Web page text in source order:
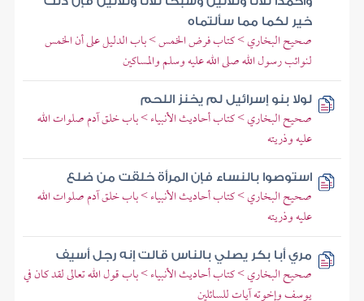
خير لكما مما سألتماه
صحيح البخاري > كتاب فرض الخمس > باب الدليل على أن الخمس
لنوائب رسول الله صلى الله عليه وسلم والمساكين
لولا بنو إسرائيل لم يخنز اللحم
صحيح البخاري > كتاب أحاديث الأنبياء > باب خلق آدم صلوات الله
عليه وذريته
استوصوا بالنساء فإن المرأة خلقت من ضلع
صحيح البخاري > كتاب أحاديث الأنبياء > باب خلق آدم صلوات الله
عليه وذريته
مري أبا بكر يصلي بالناس قالت إنه رجل أسيف
صحيح البخاري > كتاب أحاديث الأنبياء > باب قول الله تعالى لقد كان في
يوسف وإخوته آيات للسائلين